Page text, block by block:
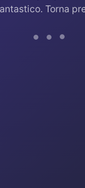
Torna